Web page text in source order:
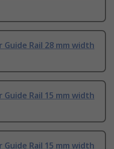
Guide Rail 28 mm width
Guide Rail 15 mm width
Guide Rail 15 mm width